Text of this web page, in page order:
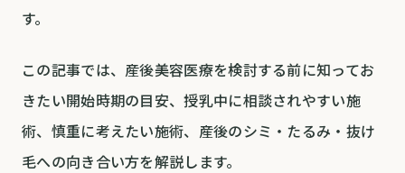
す。
この記事では、産後美容医療を検討する前に知ってお
きたい開始時期の目安、授乳中に相談されやすい施
術、慎重に考えたい施術、産後のシミ・たるみ・抜け
毛への向き合い方を解説します。